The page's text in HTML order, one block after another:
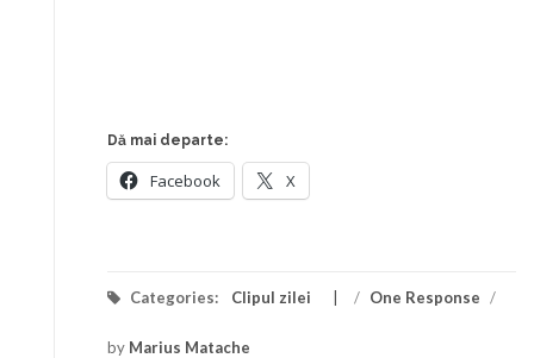
Dă mai departe:
Facebook X
Categories: Clipul zilei / One Response /
by Marius Matache